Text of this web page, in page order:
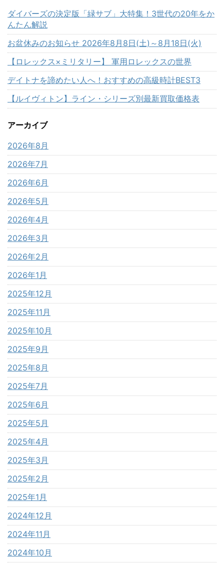
ダイバーズの決定版「緑サブ」大特集！3世代の20年をか
んたん解説
お盆休みのお知らせ 2026年8月8日(土)～8月18日(火)
【ロレックス×ミリタリー】 軍用ロレックスの世界
デイトナを諦めたい人へ！おすすめの高級時計BEST3
【ルイヴィトン】ライン・シリーズ別最新買取価格表
アーカイブ
2026年8月
2026年7月
2026年6月
2026年5月
2026年4月
2026年3月
2026年2月
2026年1月
2025年12月
2025年11月
2025年10月
2025年9月
2025年8月
2025年7月
2025年6月
2025年5月
2025年4月
2025年3月
2025年2月
2025年1月
2024年12月
2024年11月
2024年10月